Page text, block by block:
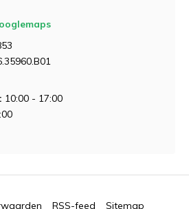
10:00 - 17:00
RSS-feed Sitemap